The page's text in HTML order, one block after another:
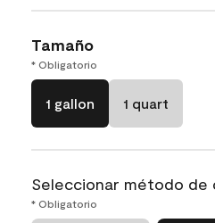
Tamaño
* Obligatorio
1 gallon 1 quart
Seleccionar método de
* Obligatorio